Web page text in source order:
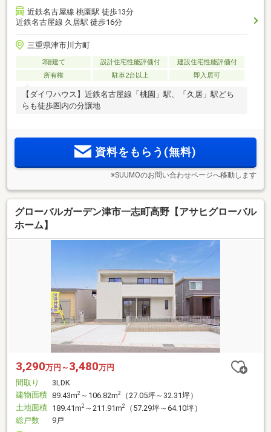
近鉄名古屋線 桃園駅 徒歩13分
近鉄名古屋線 久居駅 徒歩16分
三重県津市川方町
2階建て 設計住宅性能評価付
建設住宅性能評価付
所有権
駐車2台以上 即入居可
【ダイワハウス】近鉄名古屋線「桃園」駅、「久居」駅どち
らも徒歩圏内の分譲地
資料をもらう(無料)
※SUUMOのお問い合わせページへ移動します
グローバルガーデン津市一志町高野【アサヒグローバル
ホーム】
3,290万円～ 3,480万円
間取り
3LDK
建物面積 89.43m2 ～106.82m2
（27.05坪～32.31坪）
土地面積 189.41m2 ～211.91m2
（57.29坪～64.10坪）
総戸数
9戸